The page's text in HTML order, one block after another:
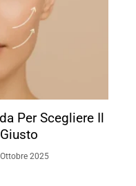
Per Scegliere Il
2025